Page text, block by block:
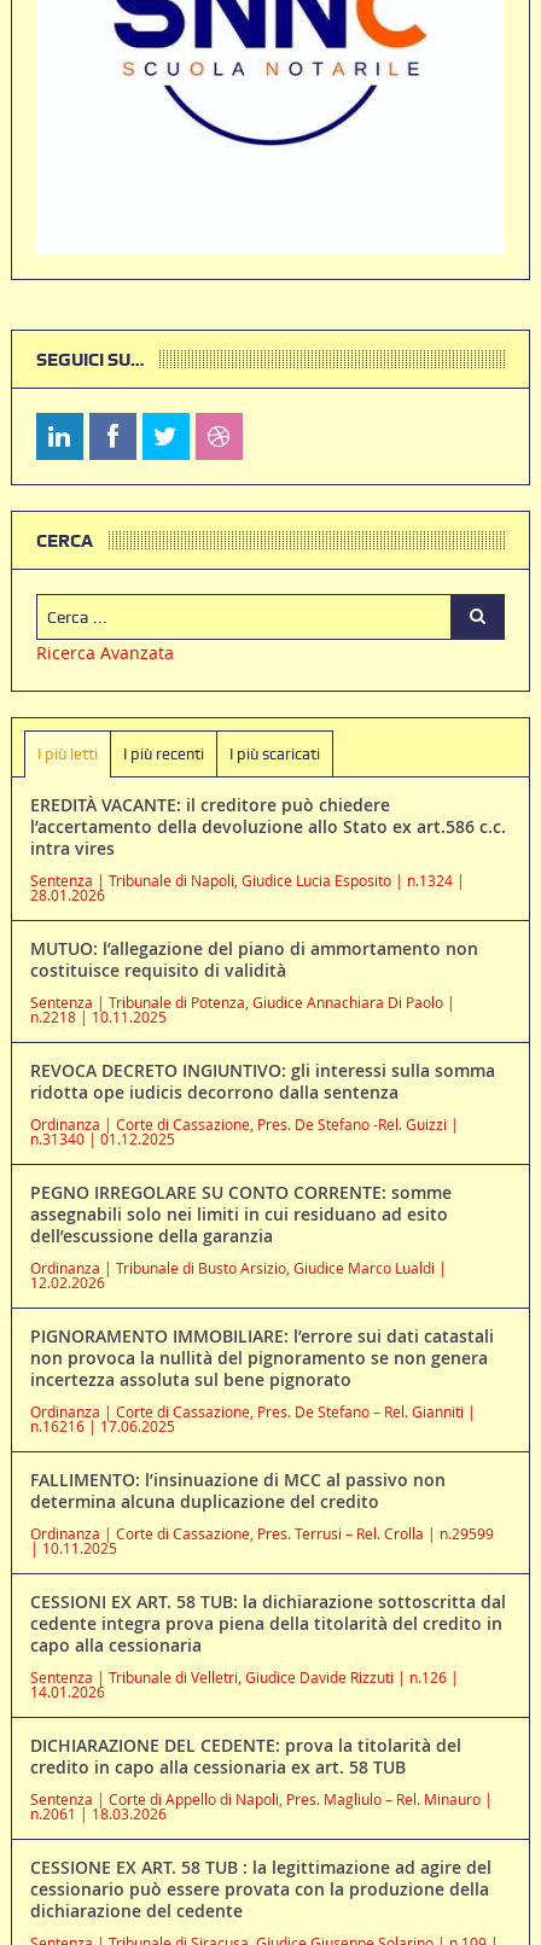
SEGUICI SU…
CERCA
Ricerca Avanzata
I più letti I più recenti I più scaricati
EREDITÀ VACANTE: il creditore può chiedere
l’accertamento della devoluzione allo Stato ex art.586 c.c.
intra vires
Sentenza | Tribunale di Napoli, Giudice Lucia Esposito | n.1324 |
28.01.2026
MUTUO: l’allegazione del piano di ammortamento non
costituisce requisito di validità
Sentenza | Tribunale di Potenza, Giudice Annachiara Di Paolo |
n.2218 | 10.11.2025
REVOCA DECRETO INGIUNTIVO: gli interessi sulla somma
ridotta ope iudicis decorrono dalla sentenza
Ordinanza | Corte di Cassazione, Pres. De Stefano -Rel. Guizzi |
n.31340 | 01.12.2025
PEGNO IRREGOLARE SU CONTO CORRENTE: somme
assegnabili solo nei limiti in cui residuano ad esito
dell’escussione della garanzia
Ordinanza | Tribunale di Busto Arsizio, Giudice Marco Lualdi |
12.02.2026
PIGNORAMENTO IMMOBILIARE: l’errore sui dati catastali
non provoca la nullità del pignoramento se non genera
incertezza assoluta sul bene pignorato
Ordinanza | Corte di Cassazione, Pres. De Stefano – Rel. Gianniti |
n.16216 | 17.06.2025
FALLIMENTO: l’insinuazione di MCC al passivo non
determina alcuna duplicazione del credito
Ordinanza | Corte di Cassazione, Pres. Terrusi – Rel. Crolla | n.29599
| 10.11.2025
CESSIONI EX ART. 58 TUB: la dichiarazione sottoscritta dal
cedente integra prova piena della titolarità del credito in
capo alla cessionaria
Sentenza | Tribunale di Velletri, Giudice Davide Rizzuti | n.126 |
14.01.2026
DICHIARAZIONE DEL CEDENTE: prova la titolarità del
credito in capo alla cessionaria ex art. 58 TUB
Sentenza | Corte di Appello di Napoli, Pres. Magliulo – Rel. Minauro |
n.2061 | 18.03.2026
CESSIONE EX ART. 58 TUB : la legittimazione ad agire del
cessionario può essere provata con la produzione della
dichiarazione del cedente